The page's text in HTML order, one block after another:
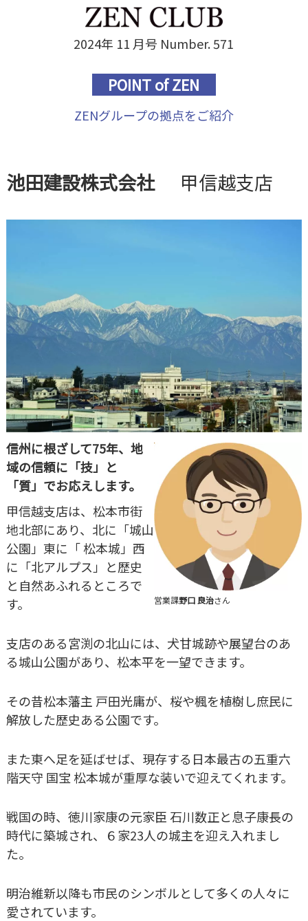
2024年 11 月号 Number. 571
POINT of ZEN
ZENグループの拠点をご紹介
池田建設株式会社 甲信越支店
営業課野口 良治さん
信州に根ざして75年、地
域の信頼に「技」と
「質」でお応えします。
甲信越支店は、松本市街
地北部にあり、北に「城山
公園」東に「 松本城」西
に「北アルプス」と歴史
と自然あふれるところで
す。
支店のある宮渕の北山には、犬甘城跡や展望台のあ
る城山公園があり、松本平を一望できます。
その昔松本藩主 戸田光庸が、桜や楓を植樹し庶民に
解放した歴史ある公園です。
また東へ足を延ばせば、現存する日本最古の五重六
階天守 国宝 松本城が重厚な装いで迎えてくれます。
戦国の時、徳川家康の元家臣 石川数正と息子康長の
時代に築城され、６家23人の城主を迎え入れまし
た。
明治維新以降も市民のシンボルとして多くの人々に
愛されています。